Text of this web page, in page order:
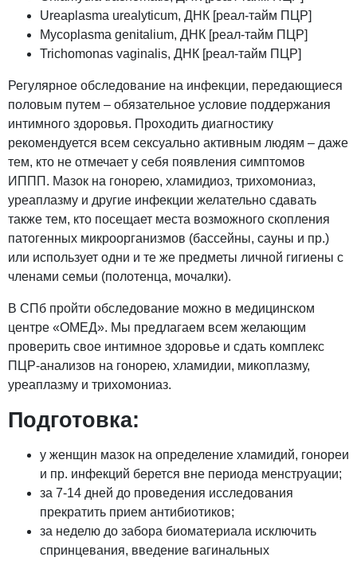
Ureaplasma urealyticum, ДНК [реал-тайм ПЦР]
Mycoplasma genitalium, ДНК [реал-тайм ПЦР]
Trichomonas vaginalis, ДНК [реал-тайм ПЦР]
Регулярное обследование на инфекции, передающиеся
половым путем – обязательное условие поддержания
интимного здоровья. Проходить диагностику
рекомендуется всем сексуально активным людям – даже
тем, кто не отмечает у себя появления симптомов
ИППП. Мазок на гонорею, хламидиоз, трихомониаз,
уреаплазму и другие инфекции желательно сдавать
также тем, кто посещает места возможного скопления
патогенных микроорганизмов (бассейны, сауны и пр.)
или использует одни и те же предметы личной гигиены с
членами семьи (полотенца, мочалки).
В СПб пройти обследование можно в медицинском
центре «ОМЕД». Мы предлагаем всем желающим
проверить свое интимное здоровье и сдать комплекс
ПЦР-анализов на гонорею, хламидии, микоплазму,
уреаплазму и трихомониаз.
Подготовка:
у женщин мазок на определение хламидий, гонореи
и пр. инфекций берется вне периода менструации;
за 7-14 дней до проведения исследования
прекратить прием антибиотиков;
за неделю до забора биоматериала исключить
спринцевания, введение вагинальных